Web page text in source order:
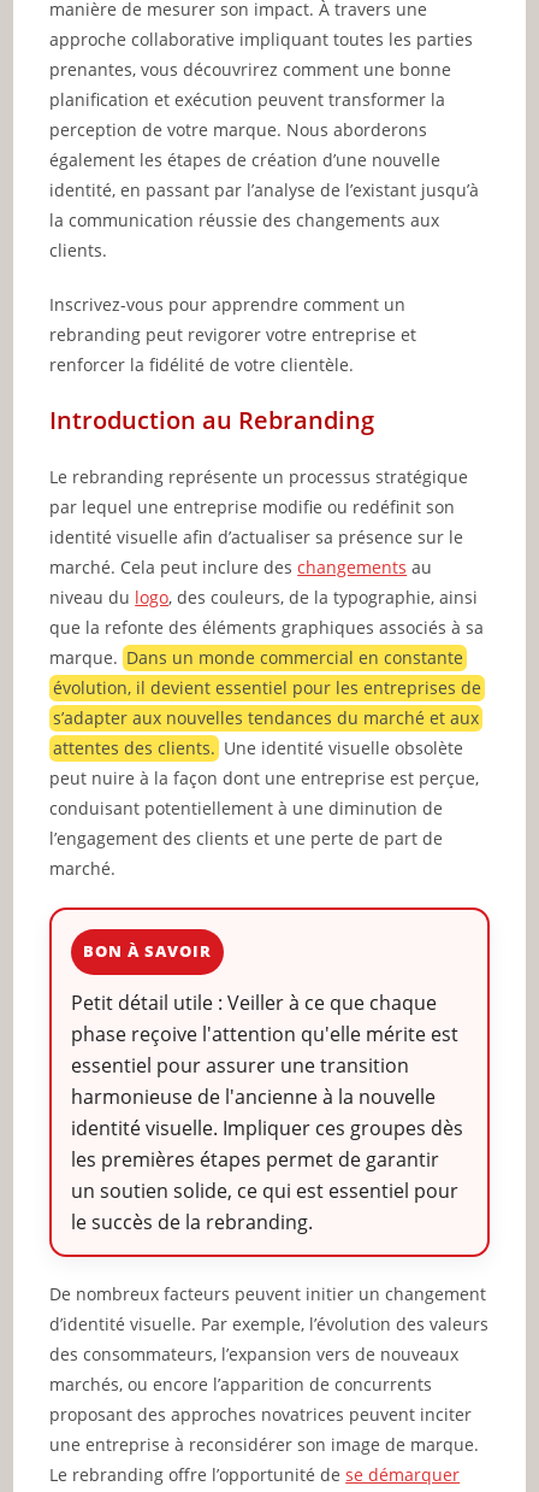
manière de mesurer son impact. À travers une
approche collaborative impliquant toutes les parties
prenantes, vous découvrirez comment une bonne
planification et exécution peuvent transformer la
perception de votre marque. Nous aborderons
également les étapes de création d’une nouvelle
identité, en passant par l’analyse de l’existant jusqu’à
la communication réussie des changements aux
clients.
Inscrivez-vous pour apprendre comment un
rebranding peut revigorer votre entreprise et
renforcer la fidélité de votre clientèle.
Introduction au Rebranding
Le rebranding représente un processus stratégique
par lequel une entreprise modifie ou redéfinit son
identité visuelle afin d’actualiser sa présence sur le
marché. Cela peut inclure deschangements au
niveau du logo, des couleurs, de la typographie, ainsi
que la refonte des éléments graphiques associés à sa
marque.Dans un monde commercial en constante
évolution, il devient essentiel pour les entreprises de
s’adapter aux nouvelles tendances du marché et aux
attentes des clients. Une identité visuelle obsolète
peut nuire à la façon dont une entreprise est perçue,
conduisant potentiellement à une diminution de
l’engagement des clients et une perte de part de
marché.
BON À SAVOIR
Petit détail utile : Veiller à ce que chaque
phase reçoive l'attention qu'elle mérite est
essentiel pour assurer une transition
harmonieuse de l'ancienne à la nouvelle
identité visuelle. Impliquer ces groupes dès
les premières étapes permet de garantir
un soutien solide, ce qui est essentiel pour
le succès de la rebranding.
De nombreux facteurs peuvent initier un changement
d’identité visuelle. Par exemple, l’évolution des valeurs
des consommateurs, l’expansion vers de nouveaux
marchés, ou encore l’apparition de concurrents
proposant des approches novatrices peuvent inciter
une entreprise à reconsidérer son image de marque.
Le rebranding offre l’opportunité dese démarquer